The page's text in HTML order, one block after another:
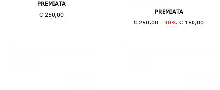
PREMIATA
€ 250,00
PREMIATA
€ 250,00 -40% € 150,00